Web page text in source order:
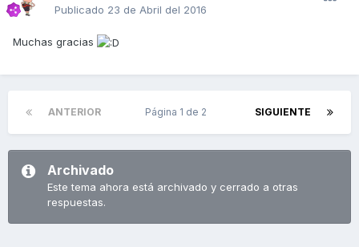
Publicado 23 de Abril del 2016
Muchas gracias
ANTERIOR SIGUIENTE
Página 1 de 2
Archivado
Este tema ahora está archivado y cerrado a otras
respuestas.